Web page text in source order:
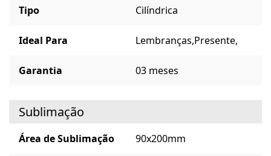
Tipo Cilíndrica
Ideal Para Lembranças,Presente,
Garantia 03 meses
Sublimação
Área de Sublimação 90x200mm